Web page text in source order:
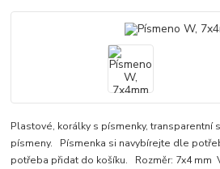
Plastové, korálky s písmenky, transparentní
písmeny. Písmenka si navybírejte dle
potřeba přidat do košíku. Rozměr: 7x4 mm